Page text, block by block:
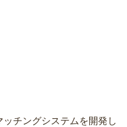
チングシステムを開発し